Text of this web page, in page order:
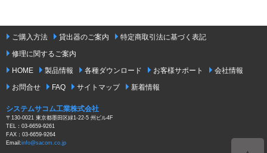
ご購入方法 貸出器のご案内
特定商取引法に基づく表記
修理に関するご案内
HOME
製品情報 各種ダウンロード お客様サポート
会社情報
お問合せ
FAQ サイトマップ 新着情報
システムサコム工業株式会社
〒130-0021 東京都墨田区緑1-22-5 州ビル4F
TEL：03-6659-9261
FAX：03-6659-9264
Email:info@sacom.co.jp